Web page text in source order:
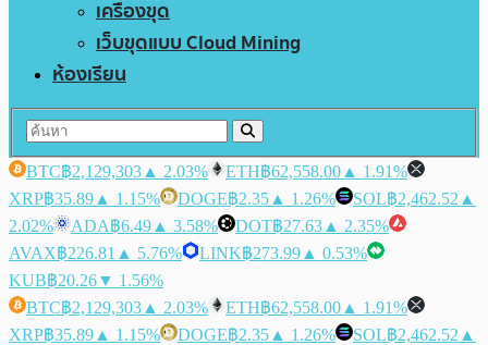
เครื่องขุด
เว็บขุดแบบ Cloud Mining
ห้องเรียน
BTC฿2,129,303 ▲ 2.03% ETH฿62,558.00 ▲ 1.91%
XRP฿35.89 ▲ 1.15% DOGE฿2.35 ▲ 1.26% SOL฿2,462.52 ▲
2.02%
ADA฿6.49 ▲ 3.58% DOT฿27.63 ▲ 2.35%
AVAX฿226.81 ▲ 5.76% LINK฿273.99 ▲ 0.53%
KUB฿20.26▼ 1.56%
BTC฿2,129,303 ▲ 2.03% ETH฿62,558.00 ▲ 1.91%
XRP฿35.89 ▲ 1.15% DOGE฿2.35 ▲ 1.26% SOL฿2,462.52 ▲